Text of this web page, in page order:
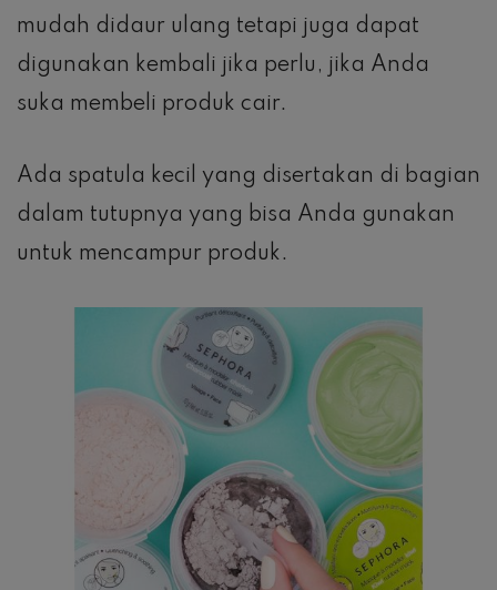
mudah didaur ulang tetapi juga dapat
digunakan kembali jika perlu, jika Anda
suka membeli produk cair.
Ada spatula kecil yang disertakan di bagian
dalam tutupnya yang bisa Anda gunakan
untuk mencampur produk.